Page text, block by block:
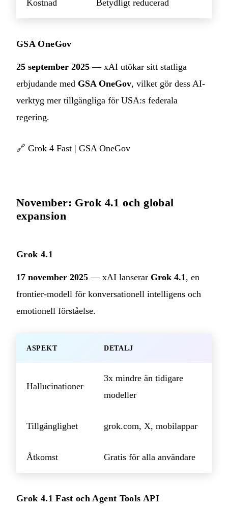
Kostnad Betydligt reducerad
GSA OneGov
25 september 2025 — xAI utökar sitt statliga
erbjudande med GSA OneGov, vilket gör dess AI-
verktyg mer tillgängliga för USA:s federala
regering.
🔗 Grok 4 Fast | GSA OneGov
November: Grok 4.1 och global
expansion
Grok 4.1
17 november 2025 — xAI lanserar Grok 4.1, en
frontier-modell för konversationell intelligens och
emotionell förståelse.
ASPEKT DETALJ
Hallucinationer
3x mindre än tidigare
modeller
Tillgänglighet grok.com, X, mobilappar
Åtkomst Gratis för alla användare
Grok 4.1 Fast och Agent Tools API